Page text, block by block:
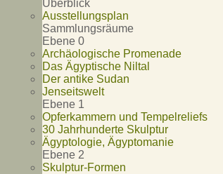
Überblick
Ausstellungsplan
Sammlungsräume
Ebene 0
Archäologische Promenade
Das Ägyptische Niltal
Der antike Sudan
Jenseitswelt
Ebene 1
Opferkammern und Tempelreliefs
30 Jahrhunderte Skulptur
Ägyptologie, Ägyptomanie
Ebene 2
Skulptur-Formen